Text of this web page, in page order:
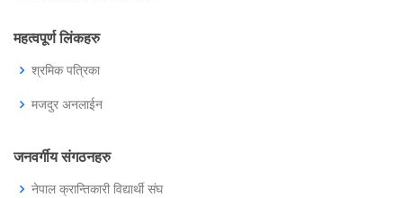
महत्वपूर्ण लिंकहरु
श्रमिक पत्रिका
मजदुर अनलाईन
जनवर्गीय संगठनहरु
नेपाल क्रान्तिकारी विद्यार्थी संघ